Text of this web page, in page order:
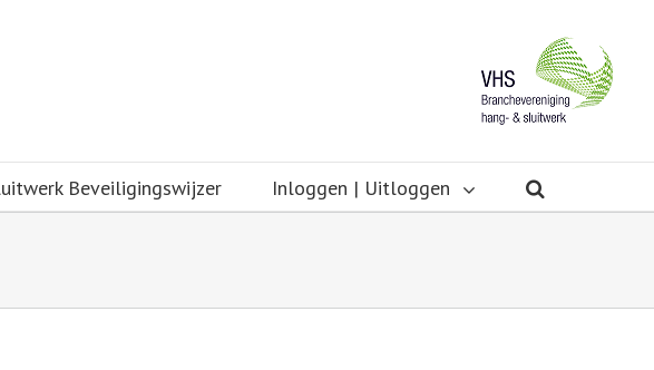
Beveiligingswijzer Inloggen | Uitloggen